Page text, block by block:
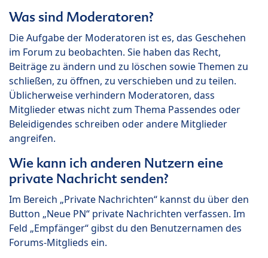
Was sind Moderatoren?
Die Aufgabe der Moderatoren ist es, das Geschehen
im Forum zu beobachten. Sie haben das Recht,
Beiträge zu ändern und zu löschen sowie Themen zu
schließen, zu öffnen, zu verschieben und zu teilen.
Üblicherweise verhindern Moderatoren, dass
Mitglieder etwas nicht zum Thema Passendes oder
Beleidigendes schreiben oder andere Mitglieder
angreifen.
Wie kann ich anderen Nutzern eine
private Nachricht senden?
Im Bereich „Private Nachrichten“ kannst du über den
Button „Neue PN“ private Nachrichten verfassen. Im
Feld „Empfänger“ gibst du den Benutzernamen des
Forums-Mitglieds ein.